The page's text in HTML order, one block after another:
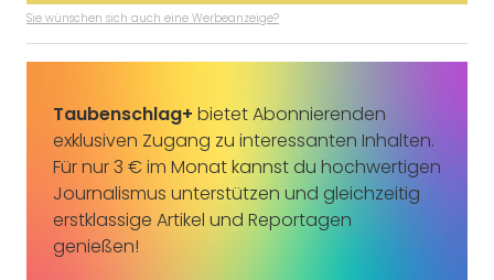
Sie wünschen sich auch eine Werbeanzeige?
Taubenschlag+ bietet Abonnierenden
exklusiven Zugang zu interessanten Inhalten.
Für nur 3 € im Monat kannst du hochwertigen
Journalismus unterstützen und gleichzeitig
erstklassige Artikel und Reportagen
genießen!